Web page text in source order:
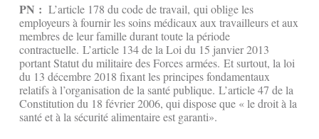
PN : L’article 178 du code de travail, qui oblige les
employeurs à fournir les soins médicaux aux travailleurs et aux
membres de leur famille durant toute la période
contractuelle. L’article 134 de la Loi du 15 janvier 2013
portant Statut du militaire des Forces armées. Et surtout, la loi
du 13 décembre 2018 fixant les principes fondamentaux
relatifs à l’organisation de la santé publique. L’article 47 de la
Constitution du 18 février 2006, qui dispose que « le droit à la
santé et à la sécurité alimentaire est garanti».